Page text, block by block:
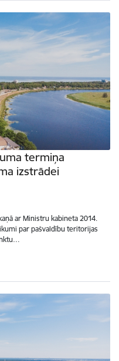
termiņa
izstrādei
ar Ministru kabineta 2014.
par pašvaldību teritorijas